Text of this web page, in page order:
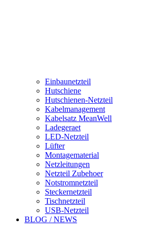
Einbaunetzteil
Hutschiene
Hutschienen-Netzteil
Kabelmanagement
Kabelsatz MeanWell
Ladegeraet
LED-Netzteil
Lüfter
Montagematerial
Netzleitungen
Netzteil Zubehoer
Notstromnetzteil
Steckernetzteil
Tischnetzteil
USB-Netzteil
BLOG / NEWS